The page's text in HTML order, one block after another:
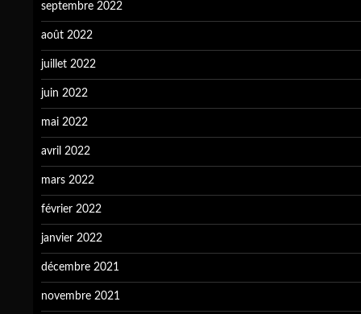
septembre 2022
août 2022
juillet 2022
juin 2022
mai 2022
avril 2022
mars 2022
février 2022
janvier 2022
décembre 2021
novembre 2021